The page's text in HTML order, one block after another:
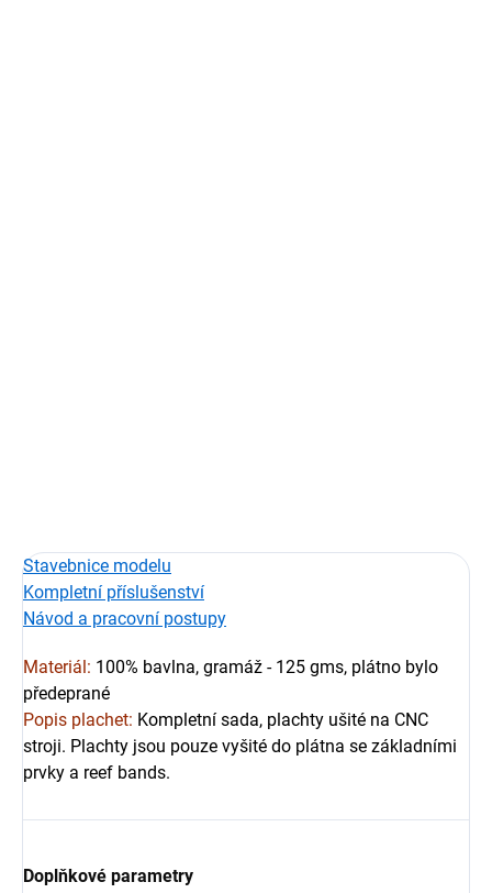
Stavebnice modelu
Kompletní příslušenství
Návod a pracovní postupy
Materiál: 100% bavlna, gramáž - 125 gms, plátno bylo
předeprané
Popis plachet: Kompletní sada, plachty ušité na CNC
stroji. Plachty jsou pouze vyšité do plátna se základními
prvky a reef bands.
Doplňkové parametry